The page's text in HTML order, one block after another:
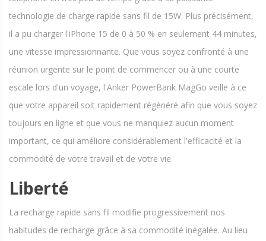
technologie de charge rapide sans fil de 15W. Plus précisément,
il a pu charger l'iPhone 15 de 0 à 50 % en seulement 44 minutes,
une vitesse impressionnante. Que vous soyez confronté à une
réunion urgente sur le point de commencer ou à une courte
escale lors d'un voyage, l'Anker PowerBank MagGo veille à ce
que votre appareil soit rapidement régénéré afin que vous soyez
toujours en ligne et que vous ne manquiez aucun moment
important, ce qui améliore considérablement l'efficacité et la
commodité de votre travail et de votre vie.
Liberté
La recharge rapide sans fil modifie progressivement nos
habitudes de recharge grâce à sa commodité inégalée. Au lieu